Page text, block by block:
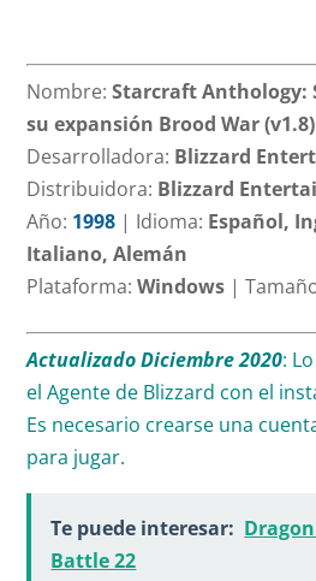
Nombre:Starcraft Anthology:
su expansión Brood War (v1.8)
Desarrolladora: Blizzard
Distribuidora: Blizzard
Año: 1998 | Idioma: Español,
Italiano, Alemán
Plataforma:Windows |
Actualizado Diciembre 2020:
el Agente de Blizzard con el
Es necesario crearse una
para jugar.
Te puede interesar:
Battle 22